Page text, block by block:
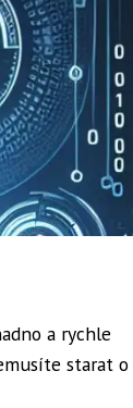
a rychle
starat o